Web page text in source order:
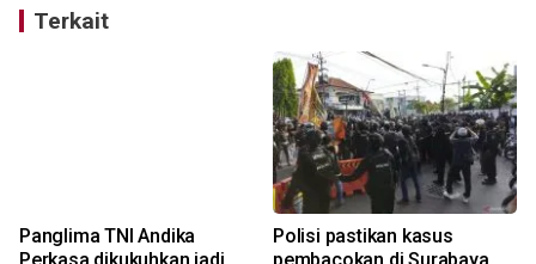
Terkait
Panglima TNI Andika
Polisi pastikan kasus